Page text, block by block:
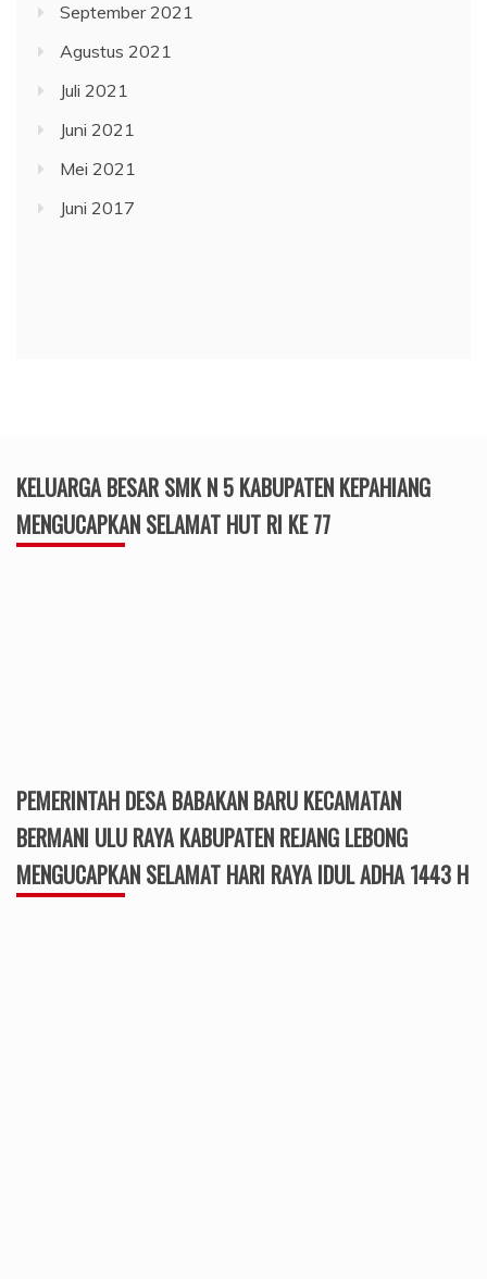
September 2021
Agustus 2021
Juli 2021
Juni 2021
Mei 2021
Juni 2017
KELUARGA BESAR SMK N 5 KABUPATEN KEPAHIANG
MENGUCAPKAN SELAMAT HUT RI KE 77
PEMERINTAH DESA BABAKAN BARU KECAMATAN
BERMANI ULU RAYA KABUPATEN REJANG LEBONG
MENGUCAPKAN SELAMAT HARI RAYA IDUL ADHA 1443 H